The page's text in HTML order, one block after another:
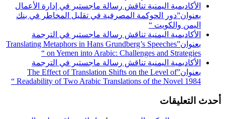
الأكاديمية اليمنية تناقش رسالة ماجستير في إدارة الأعمال
بعنوان”دور الحوكمة المصرفية في تقليل المخاطر في بنك
اليمن والكويت “
الأكاديمية اليمنية تناقش رسالة ماجستير في الترجمة
بعنوان”Translating Metaphors in Hans Grundberg’s Speeches
on Yemen into Arabic: Challenges and Strategies “
الأكاديمية اليمنية تناقش رسالة ماجستير في الترجمة
بعنوان”The Effect of Translation Shifts on the Level of
Readability of Two Arabic Translations of the Novel 1984 “
أحدث التعليقات